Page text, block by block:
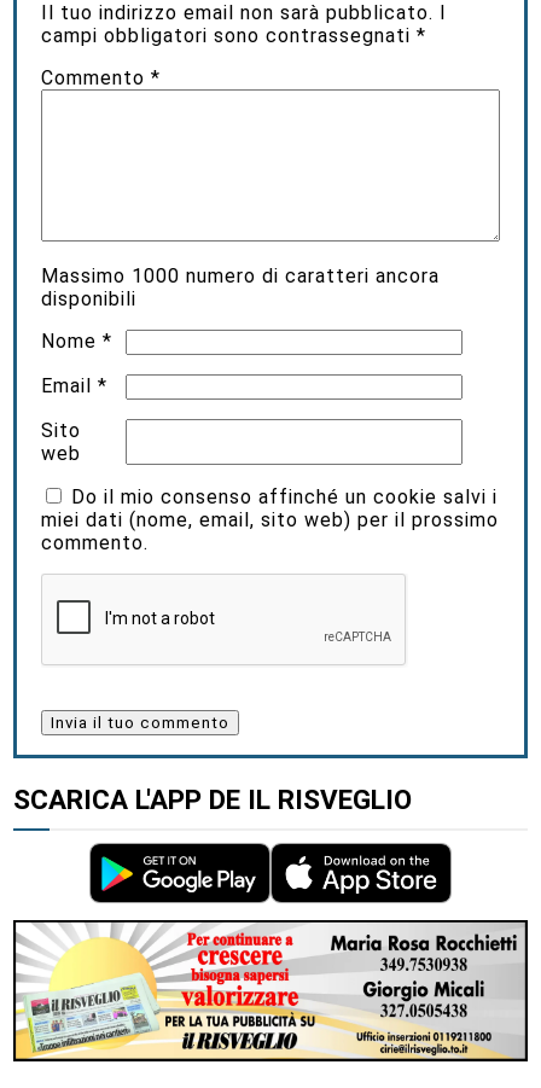
Il tuo indirizzo email non sarà pubblicato. I
campi obbligatori sono contrassegnati*
Commento*
Massimo 1000 numero di caratteri ancora
disponibili
Nome*
Email*
Sito
web
Do il mio consenso affinché un cookie salvi i
miei dati (nome, email, sito web) per il prossimo
commento.
SCARICA L'APP DE IL RISVEGLIO